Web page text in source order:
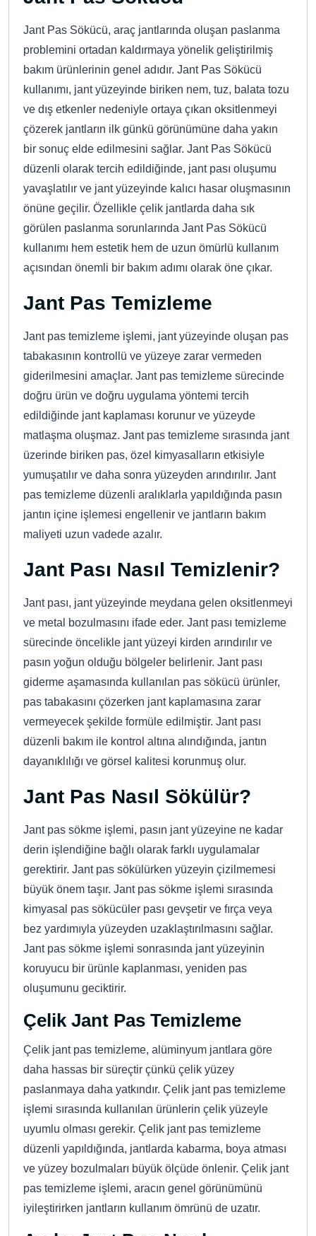
Jant Pas Sökücü, araç jantlarında oluşan paslanma
problemini ortadan kaldırmaya yönelik geliştirilmiş
bakım ürünlerinin genel adıdır. Jant Pas Sökücü
kullanımı, jant yüzeyinde biriken nem, tuz, balata tozu
ve dış etkenler nedeniyle ortaya çıkan oksitlenmeyi
çözerek jantların ilk günkü görünümüne daha yakın
bir sonuç elde edilmesini sağlar. Jant Pas Sökücü
düzenli olarak tercih edildiğinde, jant pası oluşumu
yavaşlatılır ve jant yüzeyinde kalıcı hasar oluşmasının
önüne geçilir. Özellikle çelik jantlarda daha sık
görülen paslanma sorunlarında Jant Pas Sökücü
kullanımı hem estetik hem de uzun ömürlü kullanım
açısından önemli bir bakım adımı olarak öne çıkar.
Jant Pas Temizleme
Jant pas temizleme işlemi, jant yüzeyinde oluşan pas
tabakasının kontrollü ve yüzeye zarar vermeden
giderilmesini amaçlar. Jant pas temizleme sürecinde
doğru ürün ve doğru uygulama yöntemi tercih
edildiğinde jant kaplaması korunur ve yüzeyde
matlaşma oluşmaz. Jant pas temizleme sırasında jant
üzerinde biriken pas, özel kimyasalların etkisiyle
yumuşatılır ve daha sonra yüzeyden arındırılır. Jant
pas temizleme düzenli aralıklarla yapıldığında pasın
jantın içine işlemesi engellenir ve jantların bakım
maliyeti uzun vadede azalır.
Jant Pası Nasıl Temizlenir?
Jant pası, jant yüzeyinde meydana gelen oksitlenmeyi
ve metal bozulmasını ifade eder. Jant pası temizleme
sürecinde öncelikle jant yüzeyi kirden arındırılır ve
pasın yoğun olduğu bölgeler belirlenir. Jant pası
giderme aşamasında kullanılan pas sökücü ürünler,
pas tabakasını çözerken jant kaplamasına zarar
vermeyecek şekilde formüle edilmiştir. Jant pası
düzenli bakım ile kontrol altına alındığında, jantın
dayanıklılığı ve görsel kalitesi korunmuş olur.
Jant Pas Nasıl Sökülür?
Jant pas sökme işlemi, pasın jant yüzeyine ne kadar
derin işlendiğine bağlı olarak farklı uygulamalar
gerektirir. Jant pas sökülürken yüzeyin çizilmemesi
büyük önem taşır. Jant pas sökme işlemi sırasında
kimyasal pas sökücüler pası gevşetir ve fırça veya
bez yardımıyla yüzeyden uzaklaştırılmasını sağlar.
Jant pas sökme işlemi sonrasında jant yüzeyinin
koruyucu bir ürünle kaplanması, yeniden pas
oluşumunu geciktirir.
Çelik Jant Pas Temizleme
Çelik jant pas temizleme, alüminyum jantlara göre
daha hassas bir süreçtir çünkü çelik yüzey
paslanmaya daha yatkındır. Çelik jant pas temizleme
işlemi sırasında kullanılan ürünlerin çelik yüzeyle
uyumlu olması gerekir. Çelik jant pas temizleme
düzenli yapıldığında, jantlarda kabarma, boya atması
ve yüzey bozulmaları büyük ölçüde önlenir. Çelik jant
pas temizleme işlemi, aracın genel görünümünü
iyileştirirken jantların kullanım ömrünü de uzatır.